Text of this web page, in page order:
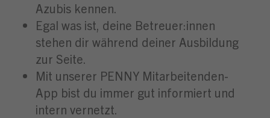
Azubis kennen.
Egal was ist, deine Betreuer:innen
stehen dir während deiner Ausbildung
zur Seite.
Mit unserer PENNY Mitarbeitenden-
App bist du immer gut informiert und
intern vernetzt.